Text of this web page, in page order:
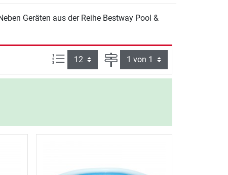
Geräten aus der Reihe Bestway Pool &
Artikel pro Seite: Seite